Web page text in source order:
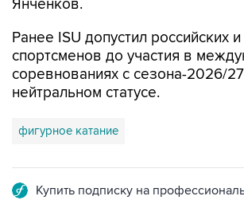
Янченков.
Ранее ISU допустил российских
спортсменов до участия в
соревнованиях с сезона-2026/
нейтральном статусе.
фигурное катание
Купить подписку на